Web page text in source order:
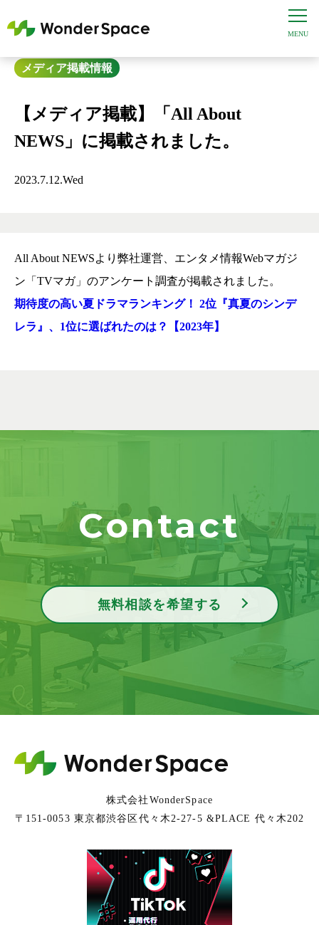
メディア掲載情報
【メディア掲載】「All About
NEWS」に掲載されました。
2023.7.12.Wed
All About NEWSより弊社運営、エンタメ情報Webマガジ
ン「TVマガ」のアンケート調査が掲載されました。
期待度の高い夏ドラマランキング！ 2位『真夏のシンデ
レラ』、1位に選ばれたのは？【2023年】
Contact
無料相談を希望する
株式会社WonderSpace
〒151-0053 東京都渋谷区代々木2-27-5 &PLACE 代々木202